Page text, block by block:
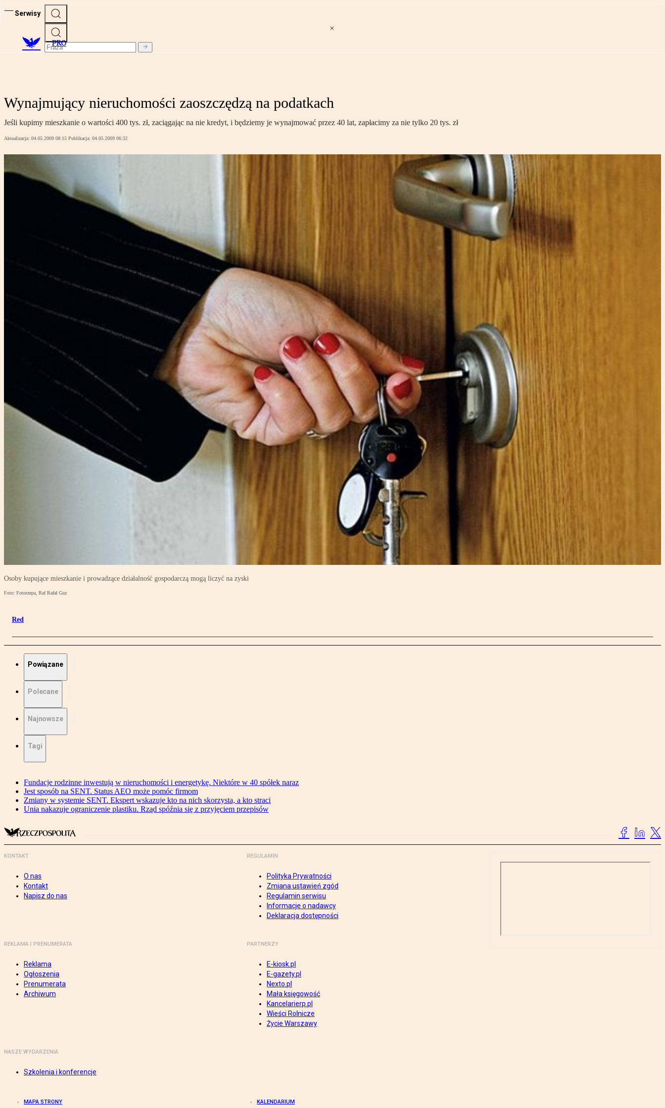
Serwisy
PRO
Wynajmujący nieruchomości zaoszczędzą na podatkach
Jeśli kupimy mieszkanie o wartości 400 tys. zł, zaciągając na nie kredyt, i będziemy je wynajmować przez 40 lat, zapłacimy za nie tylko 20 tys. zł
Aktualizacja: 04.05.2009 08:15 Publikacja: 04.05.2009 06:32
Osoby kupujące mieszkanie i prowadzące działalność gospodarczą mogą liczyć na zyski
Foto: Fotorzepa, Raf Rafał Guz
Red
Powiązane
Polecane
Najnowsze
Tagi
Fundacje rodzinne inwestują w nieruchomości i energetykę. Niektóre w 40 spółek naraz
Jest sposób na SENT. Status AEO może pomóc firmom
Zmiany w systemie SENT. Ekspert wskazuje kto na nich skorzysta, a kto straci
Unia nakazuje ograniczenie plastiku. Rząd spóźnia się z przyjęciem przepisów
KONTAKT
O nas
Kontakt
Napisz do nas
REGULAMIN
Polityka Prywatności
Zmiana ustawień zgód
Regulamin serwisu
Informacje o nadawcy
Deklaracja dostępności
REKLAMA I PRENUMERATA
Reklama
Ogłoszenia
Prenumerata
Archiwum
PARTNERZY
E-kiosk.pl
E-gazety.pl
Nexto.pl
Mała księgowość
Kancelarierp.pl
Wieści Rolnicze
Życie Warszawy
NASZE WYDARZENIA
Szkolenia i konferencje
MAPA STRONY KALENDARIUM